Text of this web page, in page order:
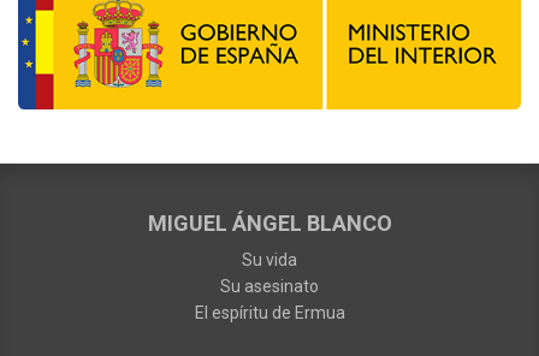
MIGUEL ÁNGEL BLANCO
Su vida
Su asesinato
El espíritu de Ermua